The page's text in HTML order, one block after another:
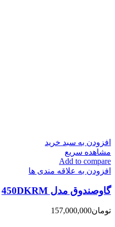
افزودن به سبد خرید
مشاهده سریع
Add to compare
افزودن به علاقه مندی ها
گاوصندوق مدل 450DKRM
تومان157,000,000